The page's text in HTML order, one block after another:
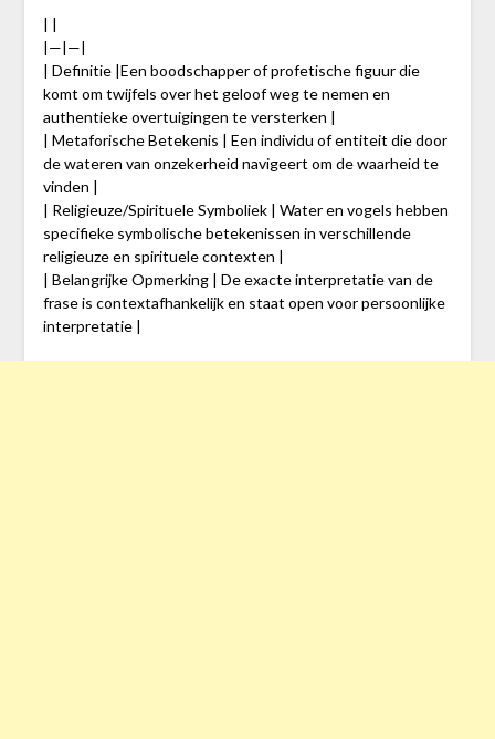
| |
|—|—|
| Definitie |Een boodschapper of profetische figuur die
komt om twijfels over het geloof weg te nemen en
authentieke overtuigingen te versterken |
| Metaforische Betekenis | Een individu of entiteit die door
de wateren van onzekerheid navigeert om de waarheid te
vinden |
| Religieuze/Spirituele Symboliek | Water en vogels hebben
specifieke symbolische betekenissen in verschillende
religieuze en spirituele contexten |
| Belangrijke Opmerking | De exacte interpretatie van de
frase is contextafhankelijk en staat open voor persoonlijke
interpretatie |